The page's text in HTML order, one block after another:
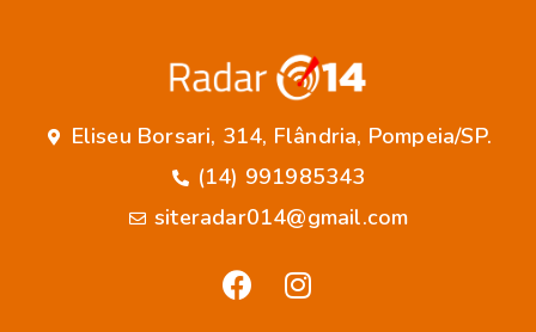
Eliseu Borsari, 314, Flândria, Pompeia/SP.
(14) 991985343
siteradar014@gmail.com